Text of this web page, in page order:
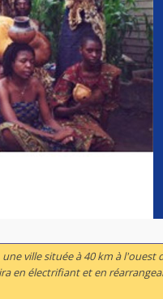
ville située à 40 km à l'ouest
en électrifiant et en